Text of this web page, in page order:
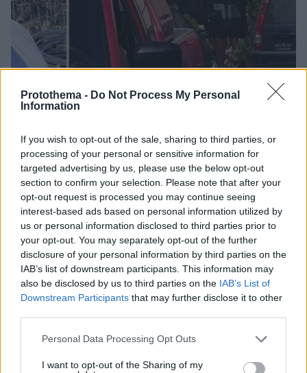
Protothema - Do Not Process My Personal
Information
If you wish to opt-out of the sale, sharing to third parties, or
processing of your personal or sensitive information for
targeted advertising by us, please use the below opt-out
section to confirm your selection. Please note that after your
opt-out request is processed you may continue seeing
interest-based ads based on personal information utilized by
us or personal information disclosed to third parties prior to
your opt-out. You may separately opt-out of the further
disclosure of your personal information by third parties on the
IAB’s list of downstream participants. This information may
also be disclosed by us to third parties on the IAB’s List of
Downstream Participants that may further disclose it to other
Please note that this website/app uses one or more Google
not limited to your visit or usage behaviour. You may click to
Personal Data Processing Opt Outs
I want to opt-out of the Sharing of my
Από χτυπήματα στο κεφάλι προήλθε ο θάνατος του
46χρονου στη Ρόδο - Οι καταθέσεις πατέρα και γιου
07.09.2022, 08:34
Thema Insights